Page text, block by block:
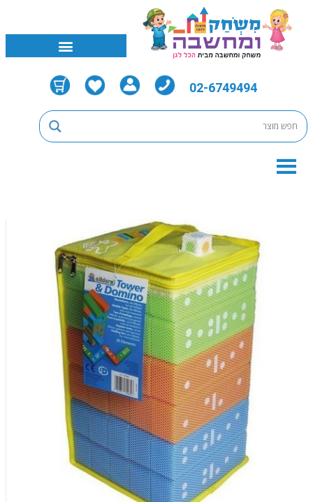
02-6749494